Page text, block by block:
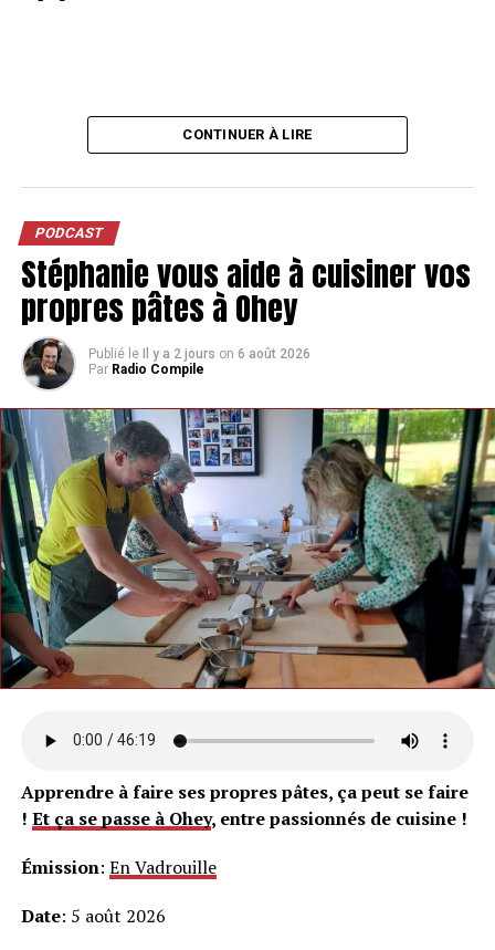
CONTINUER À LIRE
PODCAST
Stéphanie vous aide à cuisiner vos
propres pâtes à Ohey
Publié le Il y a 2 jours on 6 août 2026
Par Radio Compile
Apprendre à faire ses propres pâtes, ça peut se faire
! Et ça se passe à Ohey, entre passionnés de cuisine !
Émission: En Vadrouille
Date: 5 août 2026